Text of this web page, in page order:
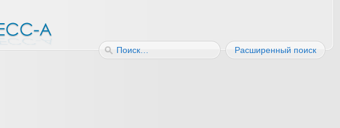
Расширенный поиск